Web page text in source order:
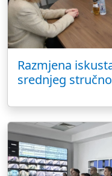
Razmjena
srednjeg